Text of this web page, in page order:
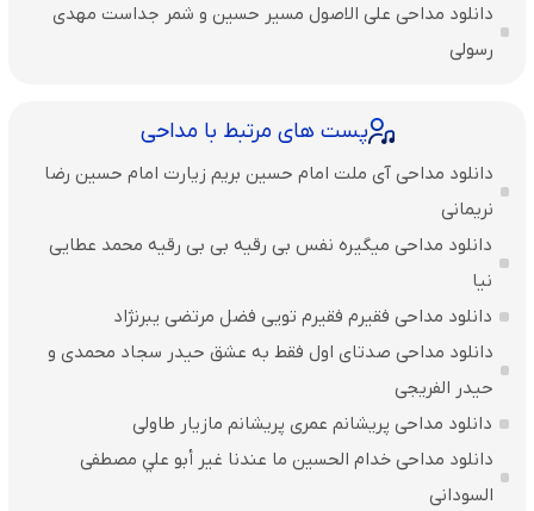
دانلود مداحی علی الاصول مسیر حسین و شمر جداست مهدی
رسولی
پست های مرتبط با مداحی
دانلود مداحی آی ملت امام حسین بریم زیارت امام حسین رضا
نریمانی
دانلود مداحی میگیره نفس بی رقیه بی بی رقیه محمد عطایی
نیا
دانلود مداحی فقیرم فقیرم تویی فضل مرتضی یبرنژاد
دانلود مداحی صدتای اول فقط به عشق حیدر سجاد محمدی و
حیدر الفریجی
دانلود مداحی پریشانم عمری پریشانم مازیار طاولی
دانلود مداحی خدام الحسين ما عندنا غير أبو علي مصطفی
السودانی